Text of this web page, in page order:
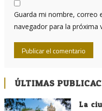
Guarda mi nombre, correo
navegador para la próxima
ÚLTIMAS
La